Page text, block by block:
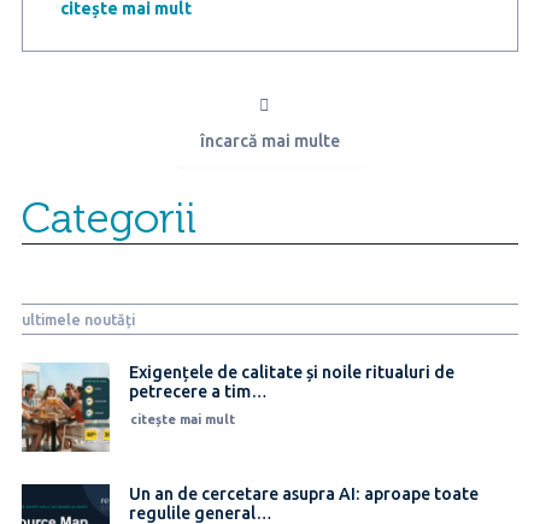
–
dintre
resimt
viață
citește mai mult
încarcă mai multe
Categorii
ultimele noutăți
Exigențele de calitate și noile ritualuri de
petrecere a tim…
citește mai mult
Un an de cercetare asupra AI: aproape toate
regulile general…